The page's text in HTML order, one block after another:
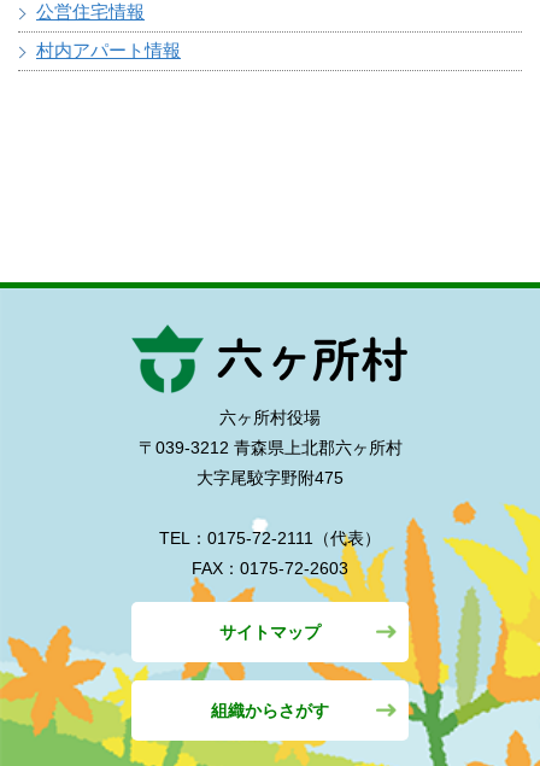
公営住宅情報
村内アパート情報
六ヶ所村役場
〒039-3212 青森県上北郡六ヶ所村
大字尾駮字野附475
TEL：0175-72-2111（代表）
FAX：0175-72-2603
サイトマップ
組織からさがす